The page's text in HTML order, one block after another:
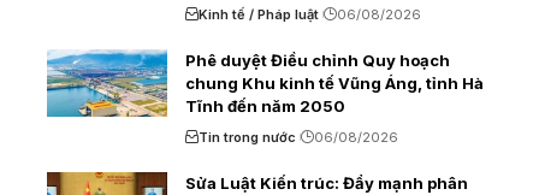
Kinh tế / Pháp luật 06/08/2026
Phê duyệt Điều chỉnh Quy hoạch
chung Khu kinh tế Vũng Áng, tỉnh Hà
Tĩnh đến năm 2050
Tin trong nước 06/08/2026
Sửa Luật Kiến trúc: Đẩy mạnh phân